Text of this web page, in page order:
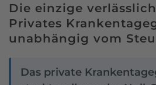
Die einzige
Privates
unabhängig vom
Das private